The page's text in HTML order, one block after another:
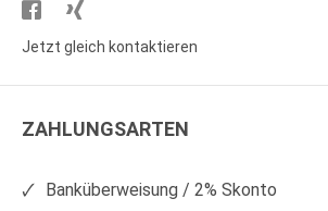
Besuchen
Sie
auf
Sie
auf
Jetzt gleich kontaktieren
ZAHLUNGSARTEN
Banküberweisung / 2% Skonto